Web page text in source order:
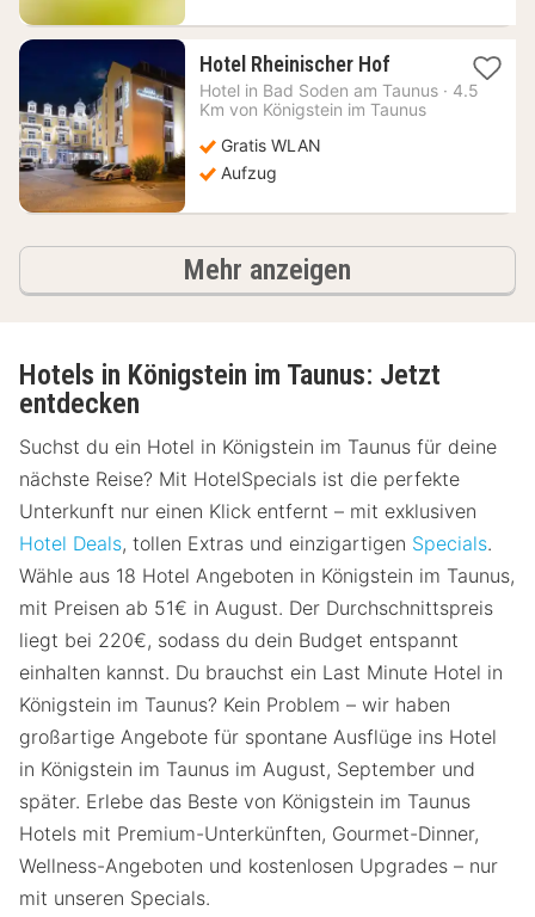
Hotel Rheinischer Hof1
Nacht
ab
Hotel in Bad Soden am Taunus · 4.5
Km von Königstein im Taunus
Gratis WLAN
Aufzug
Mehr anzeigen
Hotels in Königstein im Taunus: Jetzt
entdecken
Suchst du ein Hotel in Königstein im Taunus für deine
nächste Reise? Mit HotelSpecials ist die perfekte
Unterkunft nur einen Klick entfernt – mit exklusiven
Hotel Deals, tollen Extras und einzigartigen Specials.
Wähle aus 18 Hotel Angeboten in Königstein im Taunus,
mit Preisen ab 51€ in August. Der Durchschnittspreis
liegt bei 220€, sodass du dein Budget entspannt
einhalten kannst. Du brauchst ein Last Minute Hotel in
Königstein im Taunus? Kein Problem – wir haben
großartige Angebote für spontane Ausflüge ins Hotel
in Königstein im Taunus im August, September und
später. Erlebe das Beste von Königstein im Taunus
Hotels mit Premium-Unterkünften, Gourmet-Dinner,
Wellness-Angeboten und kostenlosen Upgrades – nur
mit unseren Specials.